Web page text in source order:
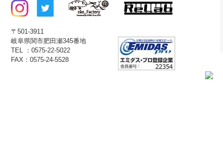
〒501-3911
岐阜県関市肥田瀬345番地
TEL ：0575-22-5022
FAX：0575-24-5528